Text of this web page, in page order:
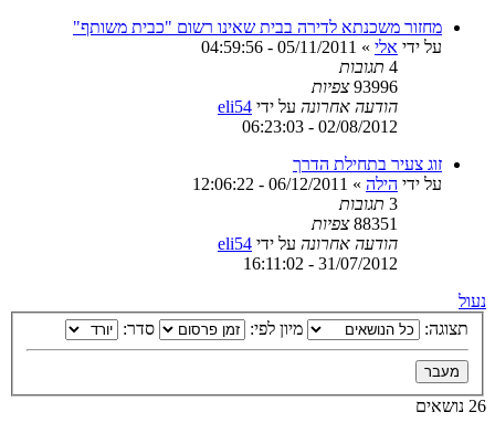
מחזור משכנתא לדירה בבית שאינו רשום "כבית משותף"
על ידי אלי »
05/11/2011 - 04:59:56
4 תגובות
93996 צפיות
הודעה אחרונה על ידי eli54
02/08/2012 - 06:23:03
זוג צעיר בתחילת הדרך
על ידי הילה »
06/12/2011 - 12:06:22
3 תגובות
88351 צפיות
הודעה אחרונה על ידי eli54
31/07/2012 - 16:11:02
נעול
תצוגה:
מיון לפי: סדר:
26 נושאים